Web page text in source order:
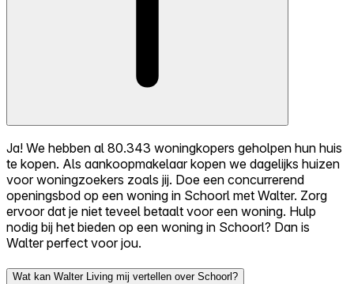
Ja! We hebben al 80.343 woningkopers geholpen hun huis
te kopen. Als aankoopmakelaar kopen we dagelijks huizen
voor woningzoekers zoals jij. Doe een concurrerend
openingsbod op een woning in Schoorl met Walter. Zorg
ervoor dat je niet teveel betaalt voor een woning. Hulp
nodig bij het bieden op een woning in Schoorl? Dan is
Walter perfect voor jou.
Wat kan Walter Living mij vertellen over Schoorl?